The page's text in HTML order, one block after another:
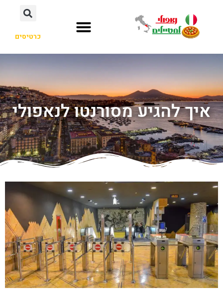
כרטיסים
איך להגיע מסורנטו לנאפולי